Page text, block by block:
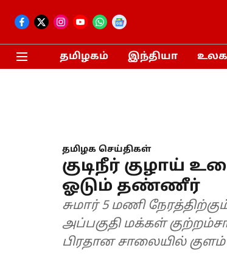
தமிழகம் இந்தியா
தமிழக செய்திகள்
குடிநீர் குழாய்
ஓடும் தண்ணீர்
சுமார் 5 மணி
அப்பகுதி மக்கள்
பிரதான சாலையில்